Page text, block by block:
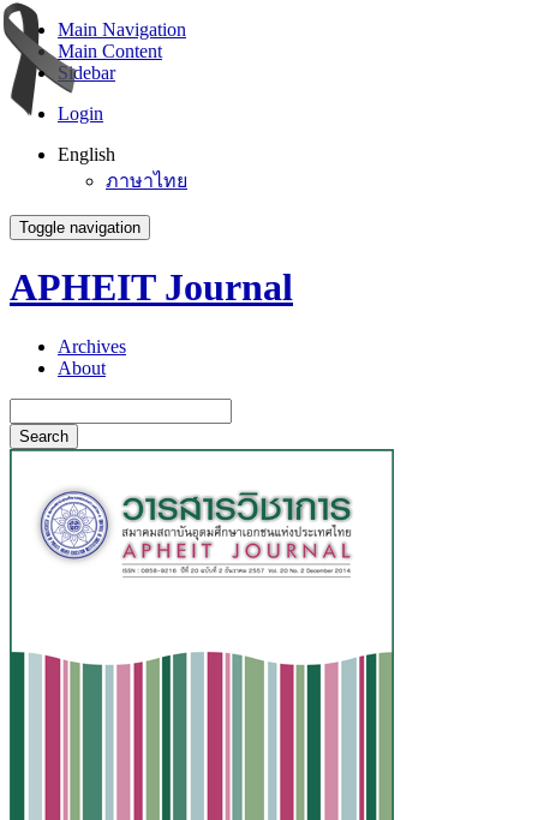
Main Navigation
Main Content
Sidebar
Login
English
ภาษาไทย
Toggle navigation
APHEIT Journal
Archives
About
Search